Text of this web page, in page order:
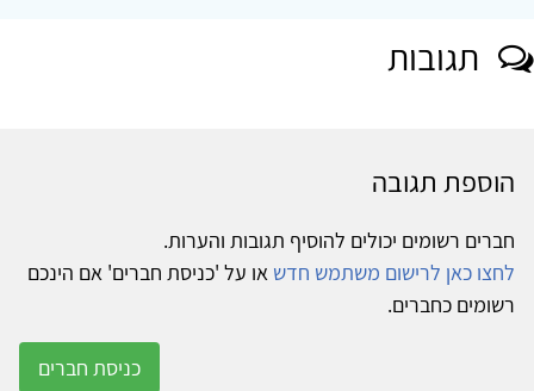
תגובות
הוספת תגובה
חברים רשומים יכולים להוסיף תגובות והערות.
לחצו כאן לרישום משתמש חדש או על 'כניסת חברים' אם הינכם
רשומים כחברים.
כניסת חברים